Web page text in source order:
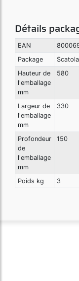
Détails
EAN
Package
Scatola
Hauteur de
l'emballage
mm
580
Largeur de
l'emballage
mm
330
Profondeur
de
l'emballage
mm
150
Poids kg 3